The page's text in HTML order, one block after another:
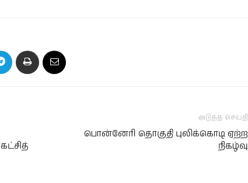
அடுத்த செய்தி
பொன்னேரி தொகுதி புலிக்கொடி ஏற்ற
நிகழ்வு